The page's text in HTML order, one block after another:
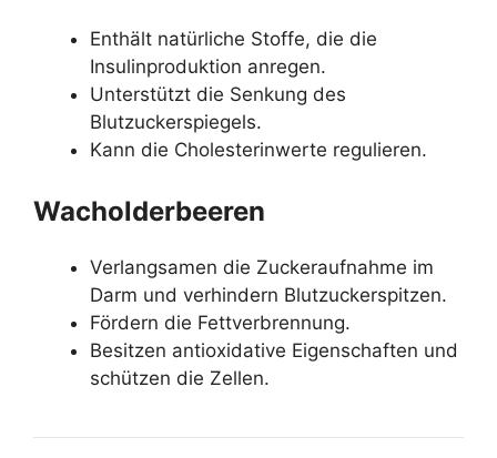
Enthält natürliche Stoffe, die die
Insulinproduktion anregen.
Unterstützt die Senkung des
Blutzuckerspiegels.
Kann die Cholesterinwerte regulieren.
Wacholderbeeren
Verlangsamen die Zuckeraufnahme im
Darm und verhindern Blutzuckerspitzen.
Fördern die Fettverbrennung.
Besitzen antioxidative Eigenschaften und
schützen die Zellen.